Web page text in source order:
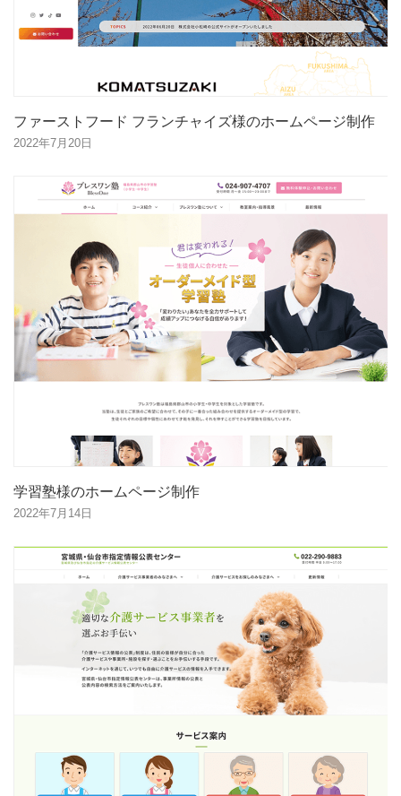
ファーストフード フランチャイズ様のホームページ制作
2022年7月20日
学習塾様のホームページ制作
2022年7月14日